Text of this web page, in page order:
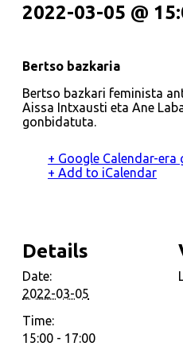
2022-03-05 @
Bertso bazkaria
Bertso bazkari feminista
Aissa Intxausti eta Ane
gonbidatuta.
+ Google Calendar-era
+ Add to iCalendar
Details
Date:
2022-03-05
Time:
15:00 - 17:00